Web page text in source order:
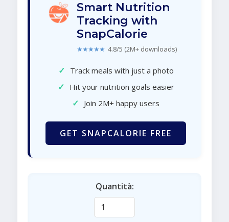
Smart Nutrition
Tracking with
SnapCalorie
★★★★★ 4.8/5 (2M+ downloads)
✓ Track meals with just a photo
✓ Hit your nutrition goals easier
✓ Join 2M+ happy users
GET SNAPCALORIE FREE
Quantità: